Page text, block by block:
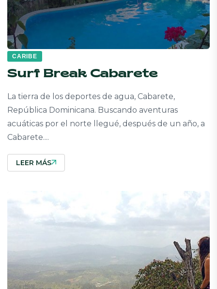
CARIBE
Surf Break Cabarete
La tierra de los deportes de agua, Cabarete,
República Dominicana. Buscando aventuras
acuáticas por el norte llegué, después de un año, a
Cabarete....
LEER MÁS